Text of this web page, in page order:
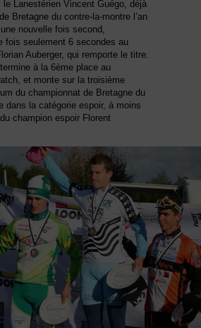
Lanestérien Vincent Guégo, déjà
Bretagne du contre-la-montre l’an
nouvelle fois second,
fois seulement 6 secondes au
Auberger, qui remporte le titre.
à la 6ème place au
et monte sur la troisième
du championnat de Bretagne du
dans la catégorie espoir, à moins
champion espoir Florent